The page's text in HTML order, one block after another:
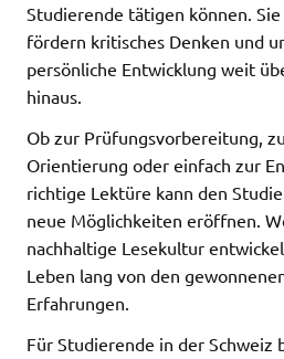
Studierende tätigen können.
fördern kritisches Denken und
persönliche Entwicklung weit
hinaus.
Ob zur Prüfungsvorbereitung,
Orientierung oder einfach zur
richtige Lektüre kann den
neue Möglichkeiten eröffnen.
nachhaltige Lesekultur
Leben lang von den
Erfahrungen.
Für Studierende in der Schweiz